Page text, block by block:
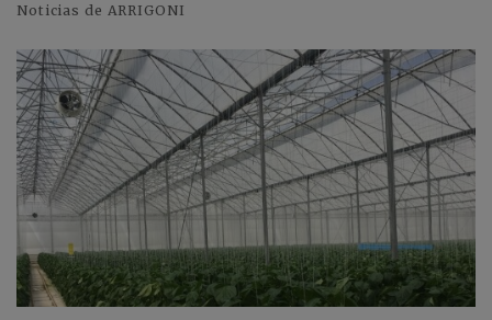
Noticias de ARRIGONI